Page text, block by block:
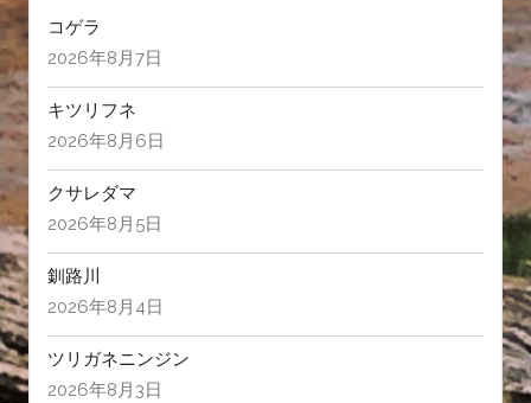
コゲラ
2026年8月7日
キツリフネ
2026年8月6日
クサレダマ
2026年8月5日
釧路川
2026年8月4日
ツリガネニンジン
2026年8月3日